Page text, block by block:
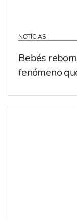
NOTÍCIAS
Bebés
fenómeno